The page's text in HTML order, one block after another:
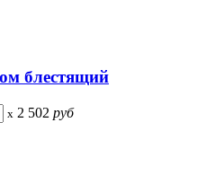
блестящий
x 2 502 руб